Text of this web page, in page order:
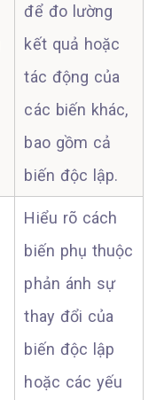
để đo lường
kết quả hoặc
tác động của
các biến khác,
bao gồm cả
biến độc lập.
Hiểu rõ cách
biến phụ thuộc
phản ánh sự
thay đổi của
biến độc lập
hoặc các yếu